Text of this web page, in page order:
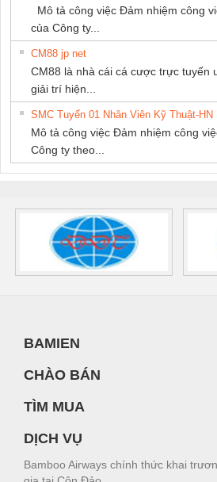
Mô tả công việc Đảm nhiệm công
của Công ty...
CM88 jp net
CM88 là nhà cái cá cược trực tuyến
giải trí hiện...
SMC Tuyển 01 Nhân Viên Kỹ Thuật-HN
Mô tả công việc Đảm nhiệm công
Công ty theo...
BAMIEN
CHÀO BÁN
TÌM MUA
DỊCH VỤ
Bamboo Airways chính thức khai